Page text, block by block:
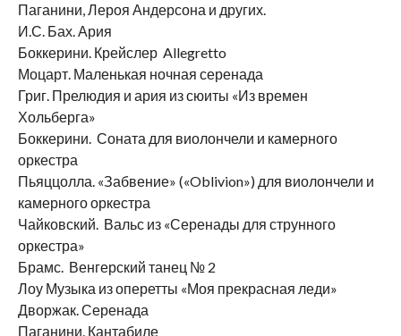
Паганини, Лероя Андерсона и других.
И.С. Бах. Ария
Боккерини. Крейслер Allegretto
Моцарт. Маленькая ночная серенада
Григ. Прелюдия и ария из сюиты «Из времен
Хольберга»
Боккерини. Соната для виолончели и камерного
оркестра
Пьяццолла. «Забвение» («Oblivion») для виолончели и
камерного оркестра
Чайковский. Вальс из «Серенады для струнного
оркестра»
Брамс. Венгерский танец № 2
Лоу Музыка из оперетты «Моя прекрасная леди»
Дворжак. Серенада
Паганини. Кантабиле